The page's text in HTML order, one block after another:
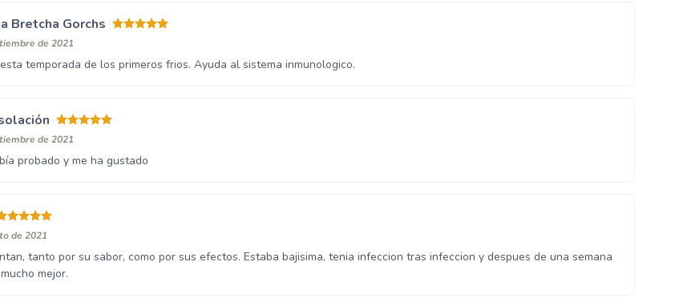
Bretcha Gorchs
de 2021
temporada de los primeros frios. Ayuda al sistema inmunologico.
de 2021
probado y me ha gustado
de 2021
tanto por su sabor, como por sus efectos. Estaba bajisima, tenia infeccion tras infeccion y despues de una semana
mejor.